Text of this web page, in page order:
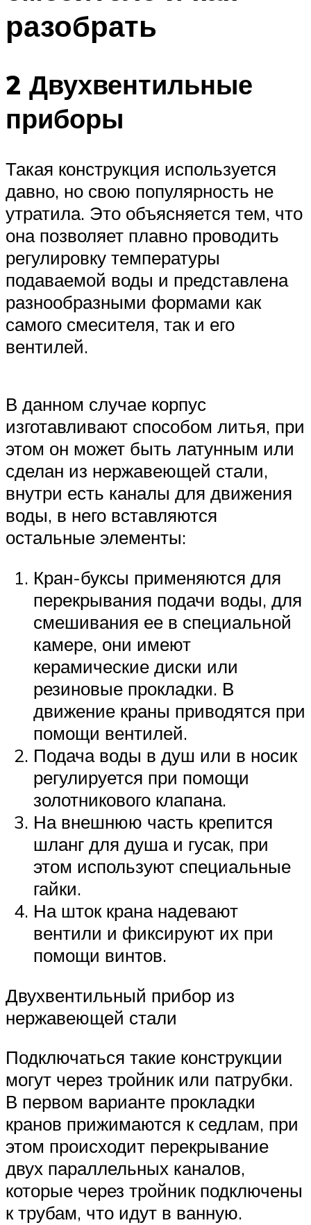
разобрать
2 Двухвентильные
приборы
Такая конструкция используется
давно, но свою популярность не
утратила. Это объясняется тем, что
она позволяет плавно проводить
регулировку температуры
подаваемой воды и представлена
разнообразными формами как
самого смесителя, так и его
вентилей.
В данном случае корпус
изготавливают способом литья, при
этом он может быть латунным или
сделан из нержавеющей стали,
внутри есть каналы для движения
воды, в него вставляются
остальные элементы:
Кран-буксы применяются для
перекрывания подачи воды, для
смешивания ее в специальной
камере, они имеют
керамические диски или
резиновые прокладки. В
движение краны приводятся при
помощи вентилей.
Подача воды в душ или в носик
регулируется при помощи
золотникового клапана.
На внешнюю часть крепится
шланг для душа и гусак, при
этом используют специальные
гайки.
На шток крана надевают
вентили и фиксируют их при
помощи винтов.
Двухвентильный прибор из
нержавеющей стали
Подключаться такие конструкции
могут через тройник или патрубки.
В первом варианте прокладки
кранов прижимаются к седлам, при
этом происходит перекрывание
двух параллельных каналов,
которые через тройник подключены
к трубам, что идут в ванную.